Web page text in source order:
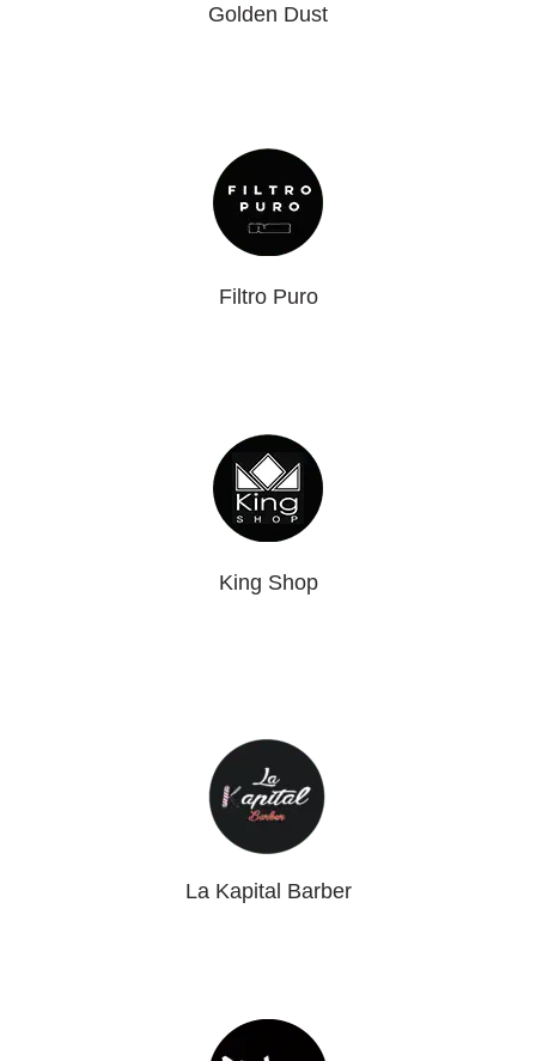
Golden Dust
Filtro Puro
King Shop
La Kapital Barber